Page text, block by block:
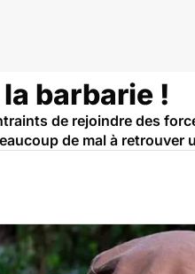
barbarie !
de rejoindre des
de mal à retrouver